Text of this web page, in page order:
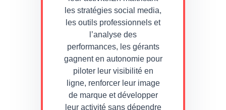
les stratégies social media,
les outils professionnels et
l’analyse des
performances, les gérants
gagnent en autonomie pour
piloter leur visibilité en
ligne, renforcer leur image
de marque et développer
leur activité sans dépendre